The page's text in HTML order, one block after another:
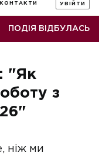
КОНТАКТИ УВІЙТИ
ПОДІЯ ВІДБУЛАСЬ
"Як
з
ніж ми